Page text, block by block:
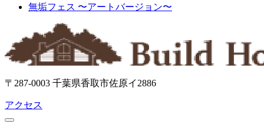
無垢フェス 〜アートバージョン〜
〒287-0003 千葉県香取市佐原イ2886
アクセス